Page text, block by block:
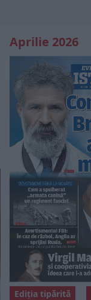
Aprilie 2026
Ediția tipărită